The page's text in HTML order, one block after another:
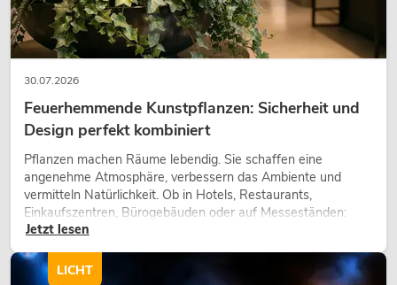
30.07.2026
Feuerhemmende Kunstpflanzen: Sicherheit und
Design perfekt kombiniert
Pflanzen machen Räume lebendig. Sie schaffen eine
angenehme Atmosphäre, verbessern das Ambiente und
vermitteln Natürlichkeit. Ob in Hotels, Restaurants,
Einkaufszentren, Bürogebäuden oder auf Messeständen:
eine hochwertige Begrünung gehört heute längst zum
Jetzt lesen
LICHT